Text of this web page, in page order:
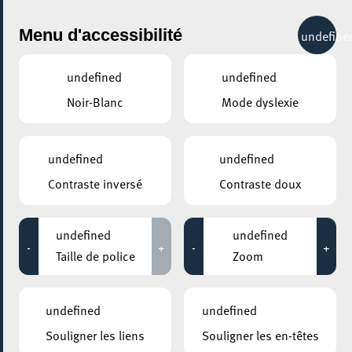
City Life
AJOUTER À ICAL
Menu d'accessibilité
undefined
Noir-Blanc
undefined
Mode dyslexie
undefined
Contraste inversé
undefined
Contraste doux
-
undefined
Taille de police
+ -
undefined
Zoom
+
undefined
Souligner les liens
undefined
Souligner les en-têtes